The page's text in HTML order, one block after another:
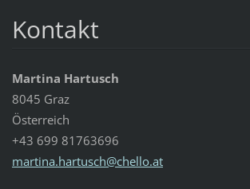
Kontakt
Martina Hartusch
8045 Graz
Österreich
+43 699 81763696
martina.hartusch@chello.at